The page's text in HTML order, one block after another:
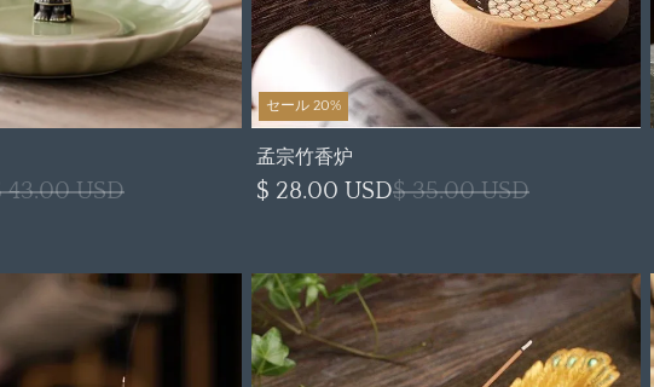
43.00 USD
セール 20%
孟宗竹香炉
$ 28.00 USD$ 35.00 USD